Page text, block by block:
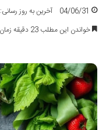
04/06/31
آخرین به روز رسانی: 04/06/31
خواندن این مطلب 23 دقیقه زمان میبرد